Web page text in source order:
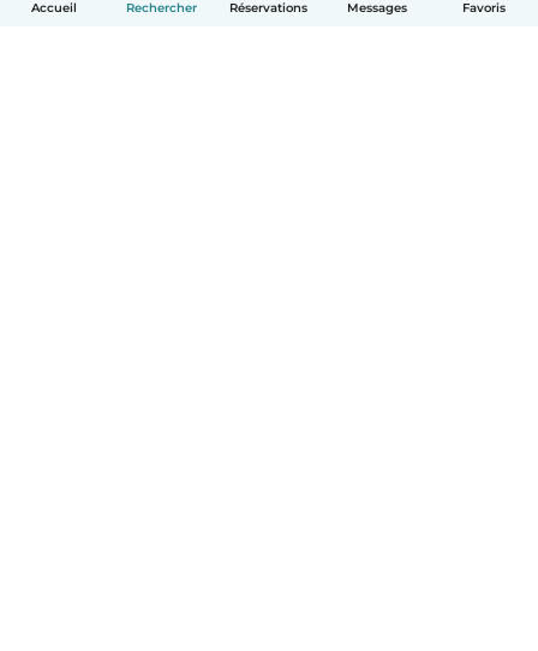
Accueil Rechercher Réservations Messages Favoris